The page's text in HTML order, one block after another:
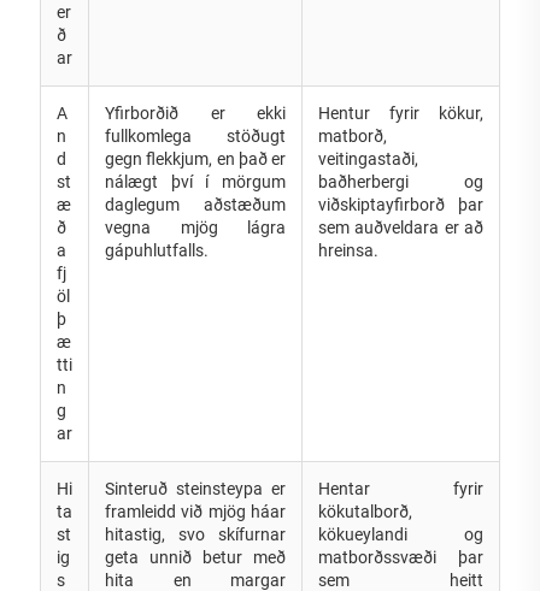
er
ð
ar
A
n
d
st
æ
ð
a
fj
öl
þ
æ
tti
n
g
ar
Yfirborðið er ekki
fullkomlega stöðugt
gegn flekkjum, en það er
nálægt því í mörgum
daglegum aðstæðum
vegna mjög lágra
gápuhlutfalls.
Hentur fyrir kökur,
matborð,
veitingastaði,
baðherbergi og
viðskiptayfirborð þar
sem auðveldara er að
hreinsa.
Hi
ta
st
ig
s
Sinteruð steinsteypa er
framleidd við mjög háar
hitastig, svo skífurnar
geta unnið betur með
hita en margar
Hentar fyrir
kökutalborð,
kökueylandi og
matborðssvæði þar
sem heitt